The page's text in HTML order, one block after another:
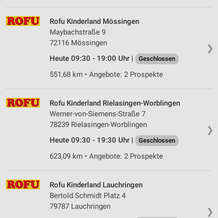
❯
Rofu Kinderland Mössingen
Maybachstraße 9
72116 Mössingen
Heute 09:30 - 19:00 Uhr |
Geschlossen
551,68 km • Angebote: 2 Prospekte
❯
Rofu Kinderland Rielasingen-Worblingen
Werner-von-Siemens-Straße 7
78239 Rielasingen-Worblingen
Heute 09:30 - 19:30 Uhr |
Geschlossen
623,09 km • Angebote: 2 Prospekte
❯
Rofu Kinderland Lauchringen
Bertold Schmidt Platz 4
79787 Lauchringen
Erstellung von Profilen zur Personalisierung
Verwendung von Profilen zur Auswahl
Messung der Performance von Inhalten
Analyse von Zielgruppen durch Statistiken oder
Kombinationen von Daten aus verschiedenen
Entwicklung und Verbesserung der Angebote
Verwendung reduzierter Daten zur Auswahl von
Inhalten
IAB-Besonderheiten: